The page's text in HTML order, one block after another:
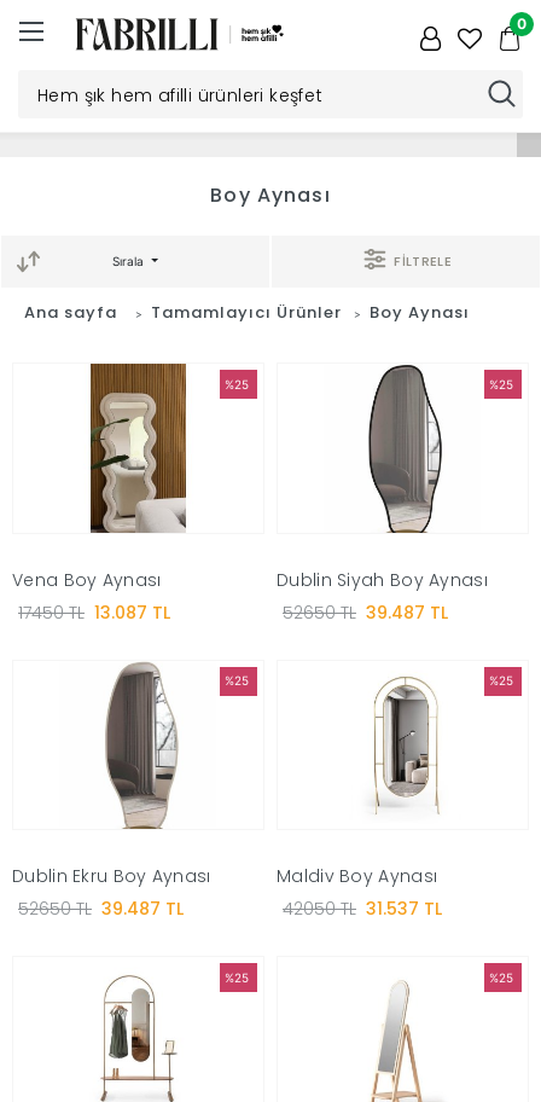
0
Yemek
Ünitesi
Takımları
Balkon
Boy Aynası
Sırala FİLTRELE
Ana sayfa Tamamlayıcı Ürünler Boy Aynası
%25
Vena Boy Aynası
17450 TL 13.087 TL
%25
Dublin Siyah Boy Aynası
52650 TL 39.487 TL
%25
Dublin Ekru Boy Aynası
52650 TL 39.487 TL
%25
Maldiv Boy Aynası
42050 TL 31.537 TL
%25 %25